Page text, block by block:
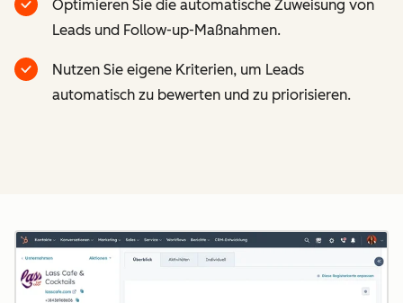
Optimieren Sie die automatische Zuweisung von
Leads und Follow-up-Maßnahmen.
Nutzen Sie eigene Kriterien, um Leads
automatisch zu bewerten und zu priorisieren.